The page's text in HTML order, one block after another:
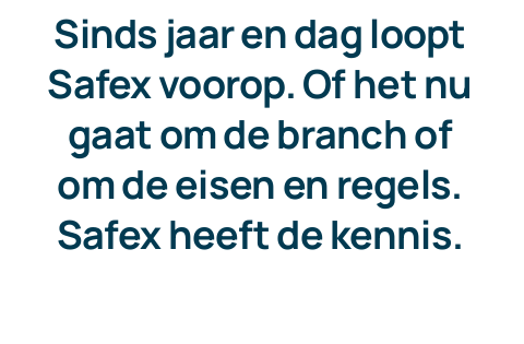
Sinds jaar en dag loopt
Safex voorop. Of het nu
gaat om de branch of
om de eisen en regels.
Safex heeft de kennis.